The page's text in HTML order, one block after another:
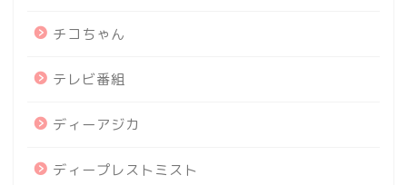
チコちゃん
テレビ番組
ディーアジカ
ディープレストミスト